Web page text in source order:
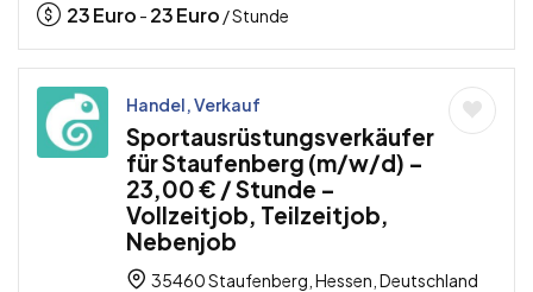
23Euro - 23Euro / Stunde
Handel, Verkauf
Sportausrüstungsverkäufer
für Staufenberg (m/w/d) –
23,00 € / Stunde –
Vollzeitjob, Teilzeitjob,
Nebenjob
35460 Staufenberg, Hessen, Deutschland